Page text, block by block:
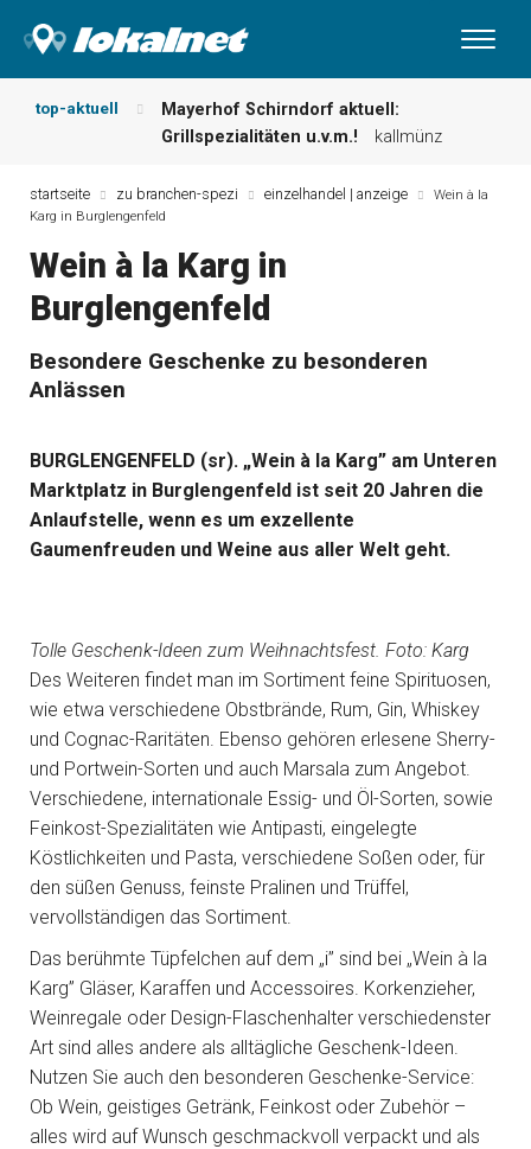
top-aktuell
Mayerhof Schirndorf aktuell:
Grillspezialitäten u.v.m.!
kallmünz
und mehr …
burglengenfeld
Der „deutsche Michel“ muss nun
leserbriefe
Maxhütter Fischladen: Unser aktuelles
Angebot …
Nutzen Sie aktuelle Angebote Ihrer
startseite zu branchen-spezi einzelhandel | anzeige
Wein à la
Karg in Burglengenfeld
Wein à la Karg in
Burglengenfeld
Besondere Geschenke zu besonderen
Anlässen
BURGLENGENFELD (sr). „Wein à la Karg” am Unteren
Marktplatz in Burglengenfeld ist seit 20 Jahren die
Anlaufstelle, wenn es um exzellente
Gaumenfreuden und Weine aus aller Welt geht.
Tolle Geschenk-Ideen zum Weihnachtsfest. Foto: Karg
Des Weiteren findet man im Sortiment feine Spirituosen,
wie etwa verschiedene Obstbrände, Rum, Gin, Whiskey
und Cognac-Raritäten. Ebenso gehören erlesene Sherry-
und Portwein-Sorten und auch Marsala zum Angebot.
Verschiedene, internationale Essig- und Öl-Sorten, sowie
Feinkost-Spezialitäten wie Antipasti, eingelegte
Köstlichkeiten und Pasta, verschiedene Soßen oder, für
den süßen Genuss, feinste Pralinen und Trüffel,
vervollständigen das Sortiment.
Das berühmte Tüpfelchen auf dem „i” sind bei „Wein à la
Karg” Gläser, Karaffen und Accessoires. Korkenzieher,
Weinregale oder Design-Flaschenhalter verschiedenster
Art sind alles andere als alltägliche Geschenk-Ideen.
Nutzen Sie auch den besonderen Geschenke-Service:
Ob Wein, geistiges Getränk, Feinkost oder Zubehör –
alles wird auf Wunsch geschmackvoll verpackt und als